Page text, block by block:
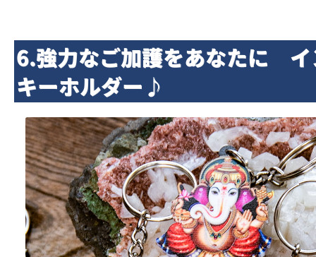
6.強力なご加護をあなたに イ
キーホルダー♪